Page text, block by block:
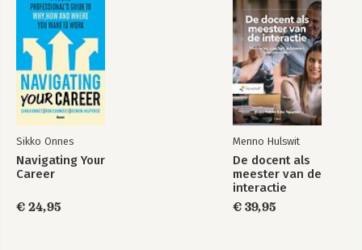
#contentrecht #contentrecht
Bekijk alle boeken
Sikko Onnes
Navigating Your
Career
€ 24,95
Menno Hulswit
De docent als
meester van de
interactie
€ 39,95